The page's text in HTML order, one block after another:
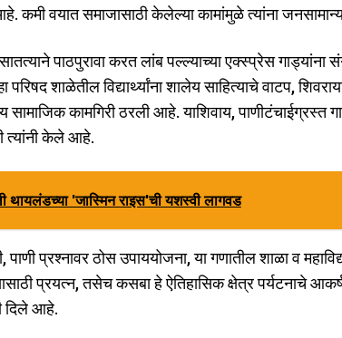
कमी वयात समाजासाठी केलेल्या कामांमुळे त्यांना
सातत्याने पाठपुरावा करत लांब पल्ल्याच्या एक्स्प्रेस
परिषद शाळेतील विद्यार्थ्यांना शालेय साहित्याचे वाटप,
सामाजिक कामगिरी ठरली आहे. याशिवाय, पाणीटंचाईग्रस्त
त्यांनी केले आहे.
'जास्मिन राइस'ची यशस्वी लागवड
पाणी प्रश्नावर ठोस उपाययोजना, या गणातील शाळा व
प्रयत्न, तसेच कसबा हे ऐतिहासिक क्षेत्र पर्यटनाचे
दिले आहे.